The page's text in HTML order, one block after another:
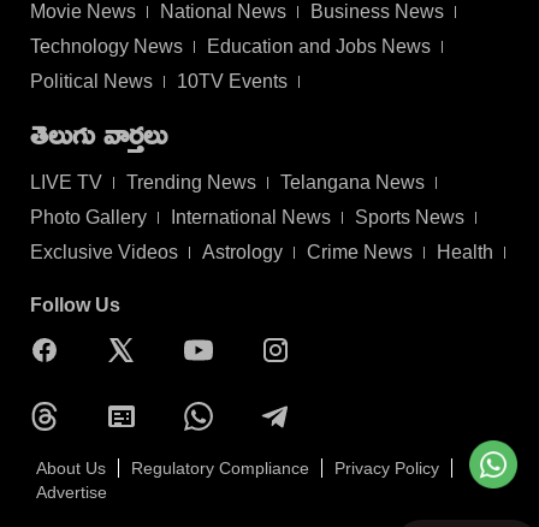
Movie News
National News
Business News
Technology News
Education and Jobs News
Political News
10TV Events
తెలుగు వార్తలు
LIVE TV Trending News
Telangana News
Photo Gallery
International News
Sports News
Exclusive Videos
Astrology Crime News Health
Follow Us
About Us Regulatory Compliance
Privacy Policy
Advertise